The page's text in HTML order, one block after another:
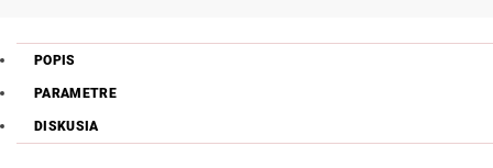
POPIS
PARAMETRE
DISKUSIA